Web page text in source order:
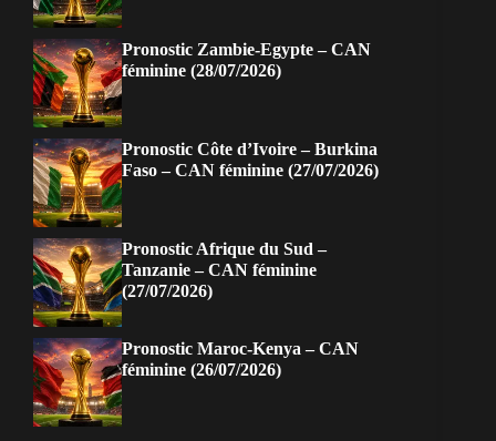
Pronostic Zambie-Egypte – CAN
féminine (28/07/2026)
Pronostic Côte d’Ivoire – Burkina
Faso – CAN féminine (27/07/2026)
Pronostic Afrique du Sud –
Tanzanie – CAN féminine
(27/07/2026)
Pronostic Maroc-Kenya – CAN
féminine (26/07/2026)